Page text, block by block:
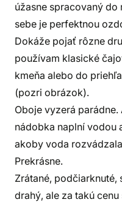
úžasne spracovaný do
sebe je perfektnou
Dokáže pojať rôzne
používam klasické
kmeňa alebo do
(pozri obrázok).
Oboje vyzerá
nádobka naplní vodou
akoby voda
Prekrásne.
Zrátané,
drahý, ale za takú